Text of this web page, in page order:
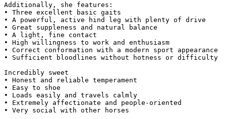
Additionally, she features:
• Three excellent basic gaits
• A powerful, active hind leg with plenty of drive
• Great suppleness and natural balance
• A light, fine contact
• High willingness to work and enthusiasm
• Correct conformation with a modern sport appearance
• Sufficient bloodlines without hotness or difficulty
Incredibly sweet
• Honest and reliable temperament
• Easy to shoe
• Loads easily and travels calmly
• Extremely affectionate and people-oriented
• Very social with other horses